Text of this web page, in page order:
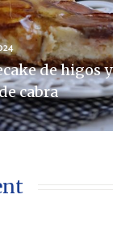
de higos y
cabra